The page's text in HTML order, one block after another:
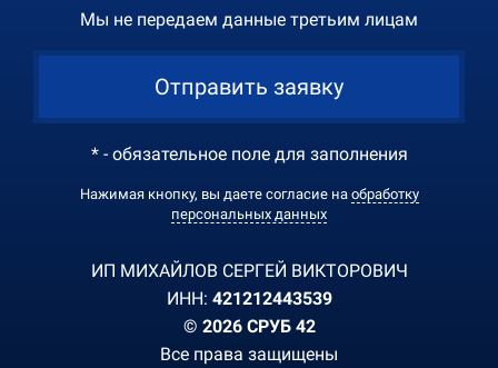
Мы не передаем данные третьим лицам
Отправить заявку
* - обязательное поле для заполнения
Нажимая кнопку, вы даете согласие на обработку
персональных данных
ИП МИХАЙЛОВ СЕРГЕЙ ВИКТОРОВИЧ
ИНН: 421212443539
© 2026 СРУБ 42
Все права защищены